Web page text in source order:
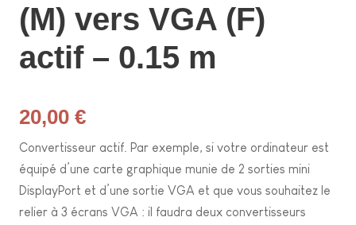
(M) vers VGA (F)
actif – 0.15 m
20,00 €
Convertisseur actif. Par exemple, si votre ordinateur est
équipé d’une carte graphique munie de 2 sorties mini
DisplayPort et d’une sortie VGA et que vous souhaitez le
relier à 3 écrans VGA : il faudra deux convertisseurs